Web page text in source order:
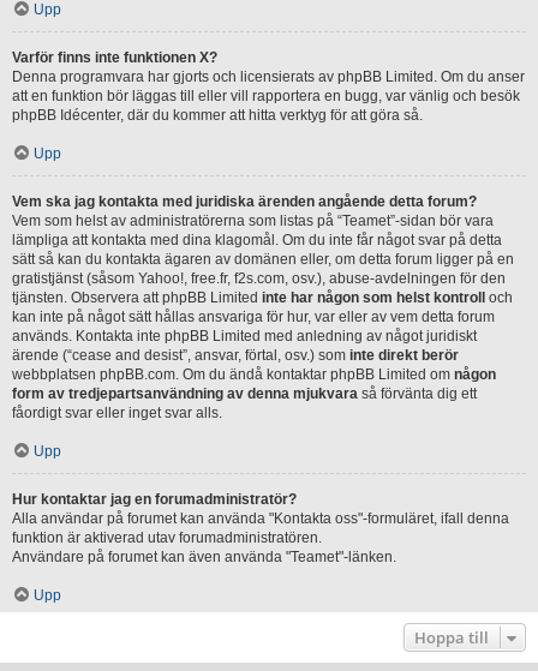
Upp
Varför finns inte funktionen X?
Denna programvara har gjorts och licensierats av phpBB Limited. Om du anser
att en funktion bör läggas till eller vill rapportera en bugg, var vänlig och besök
phpBB Idécenter, där du kommer att hitta verktyg för att göra så.
Upp
Vem ska jag kontakta med juridiska ärenden angående detta forum?
Vem som helst av administratörerna som listas på “Teamet”-sidan bör vara
lämpliga att kontakta med dina klagomål. Om du inte får något svar på detta
sätt så kan du kontakta ägaren av domänen eller, om detta forum ligger på en
gratistjänst (såsom Yahoo!, free.fr, f2s.com, osv.), abuse-avdelningen för den
tjänsten. Observera att phpBB Limited inte har någon som helst kontroll
och
kan inte på något sätt hållas ansvariga för hur, var eller av vem detta forum
används. Kontakta inte phpBB Limited med anledning av något juridiskt
ärende (“cease and desist”, ansvar, förtal, osv.) som inte direkt berör
webbplatsen phpBB.com. Om du ändå kontaktar phpBB Limited om någon
form av tredjepartsanvändning av denna mjukvara så förvänta dig ett
fåordigt svar eller inget svar alls.
Upp
Hur kontaktar jag en forumadministratör?
Alla användar på forumet kan använda "Kontakta oss"-formuläret, ifall denna
funktion är aktiverad utav forumadministratören.
Användare på forumet kan även använda "Teamet"-länken.
Upp
Hoppa till